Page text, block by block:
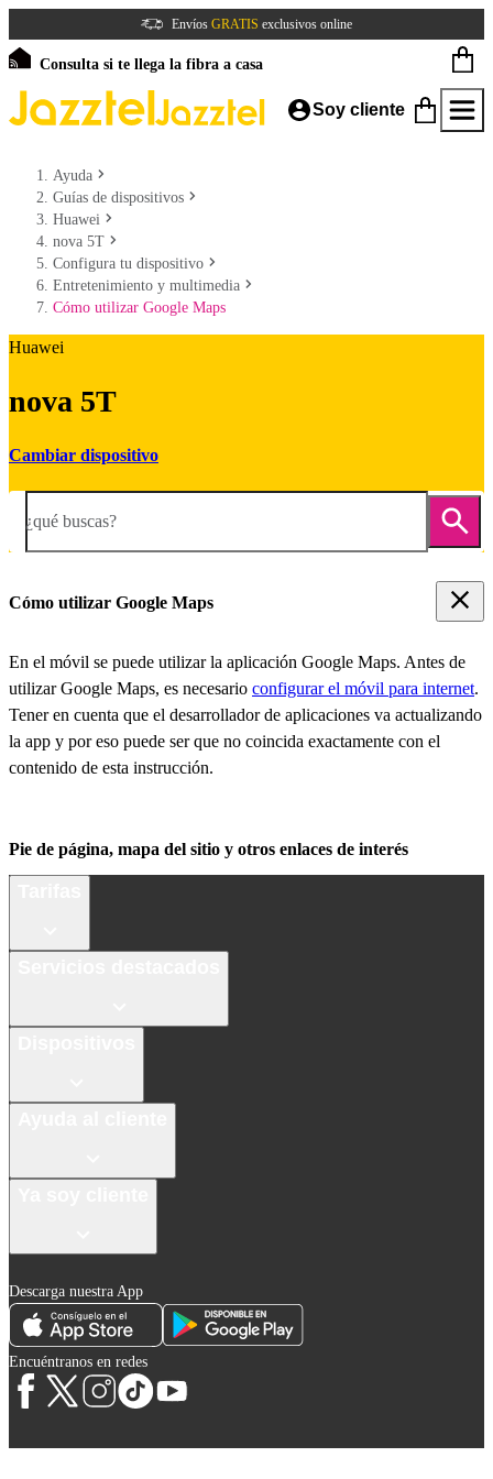
Envíos GRATIS exclusivos online
Consulta si te llega la fibra a casa
Soy cliente
Ayuda
Guías de dispositivos
Huawei
nova 5T
Configura tu dispositivo
Entretenimiento y multimedia
Cómo utilizar Google Maps
Huawei
nova 5T
Cambiar dispositivo
¿qué buscas?
Cómo utilizar Google Maps
En el móvil se puede utilizar la aplicación Google Maps. Antes de
utilizar Google Maps, es necesario configurar el móvil para internet.
Tener en cuenta que el desarrollador de aplicaciones va actualizando
la app y por eso puede ser que no coincida exactamente con el
contenido de esta instrucción.
Pie de página, mapa del sitio y otros enlaces de interés
Descarga nuestra App
Encuéntranos en redes